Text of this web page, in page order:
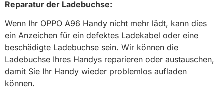
Reparatur der Ladebuchse:
Wenn Ihr OPPO A96 Handy nicht mehr lädt, kann dies
ein Anzeichen für ein defektes Ladekabel oder eine
beschädigte Ladebuchse sein. Wir können die
Ladebuchse Ihres Handys reparieren oder austauschen,
damit Sie Ihr Handy wieder problemlos aufladen
können.